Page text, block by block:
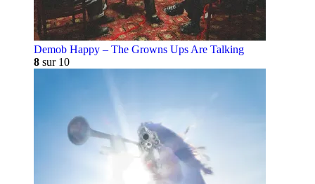
Demob Happy – The Growns Ups Are Talking
8 sur 10